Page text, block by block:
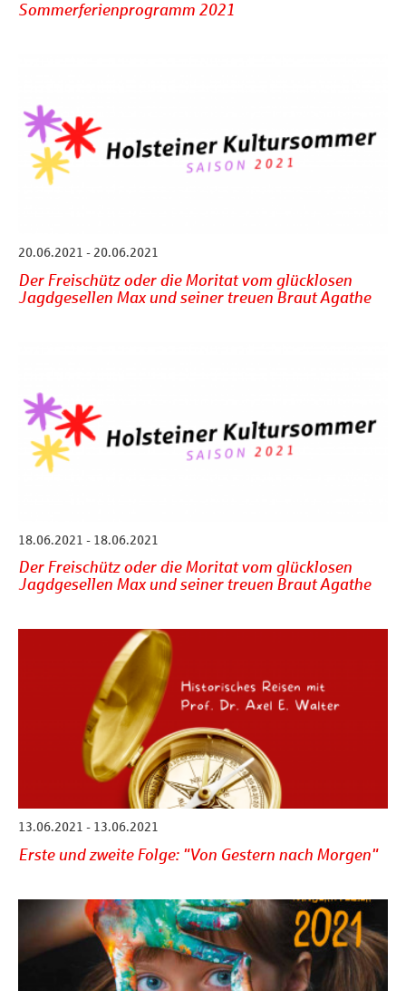
Sommerferienprogramm 2021
20.06.2021 - 20.06.2021
Der Freischütz oder die Moritat vom glücklosen
Jagdgesellen Max und seiner treuen Braut Agathe
18.06.2021 - 18.06.2021
Der Freischütz oder die Moritat vom glücklosen
Jagdgesellen Max und seiner treuen Braut Agathe
13.06.2021 - 13.06.2021
Erste und zweite Folge: "Von Gestern nach Morgen"